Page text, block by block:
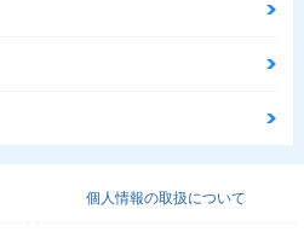
個人情報の取扱について